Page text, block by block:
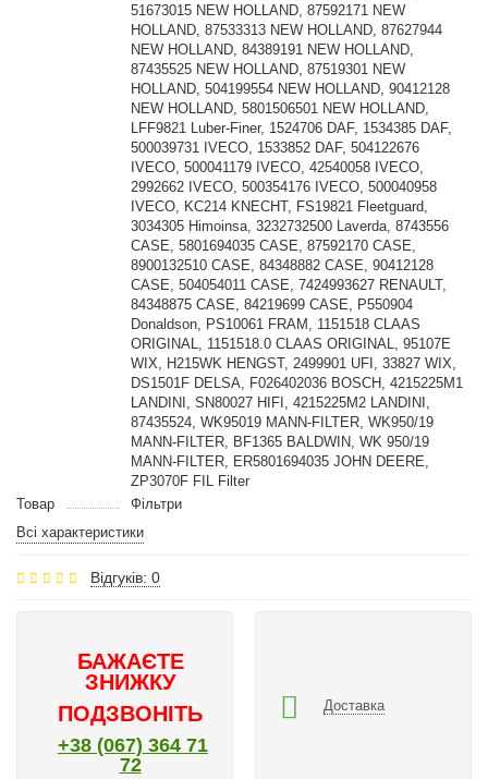
51673015 NEW HOLLAND, 87592171 NEW
HOLLAND, 87533313 NEW HOLLAND, 87627944
NEW HOLLAND, 84389191 NEW HOLLAND,
87435525 NEW HOLLAND, 87519301 NEW
HOLLAND, 504199554 NEW HOLLAND, 90412128
NEW HOLLAND, 5801506501 NEW HOLLAND,
LFF9821 Luber-Finer, 1524706 DAF, 1534385 DAF,
500039731 IVECO, 1533852 DAF, 504122676
IVECO, 500041179 IVECO, 42540058 IVECO,
2992662 IVECO, 500354176 IVECO, 500040958
IVECO, KC214 KNECHT, FS19821 Fleetguard,
3034305 Himoinsa, 3232732500 Laverda, 8743556
CASE, 5801694035 CASE, 87592170 CASE,
8900132510 CASE, 84348882 CASE, 90412128
CASE, 504054011 CASE, 7424993627 RENAULT,
84348875 CASE, 84219699 CASE, P550904
Donaldson, PS10061 FRAM, 1151518 CLAAS
ORIGINAL, 1151518.0 CLAAS ORIGINAL, 95107E
WIX, H215WK HENGST, 2499901 UFI, 33827 WIX,
DS1501F DELSA, F026402036 BOSCH, 4215225M1
LANDINI, SN80027 HIFI, 4215225M2 LANDINI,
87435524, WK95019 MANN-FILTER, WK950/19
MANN-FILTER, BF1365 BALDWIN, WK 950/19
MANN-FILTER, ER5801694035 JOHN DEERE,
ZP3070F FIL Filter
Товар
Фільтри
Всі характеристики
Відгуків: 0
БАЖАЄТЕ
ЗНИЖКУ
ПОДЗВОНІТЬ
+38 (067) 364 71
72
Доставка